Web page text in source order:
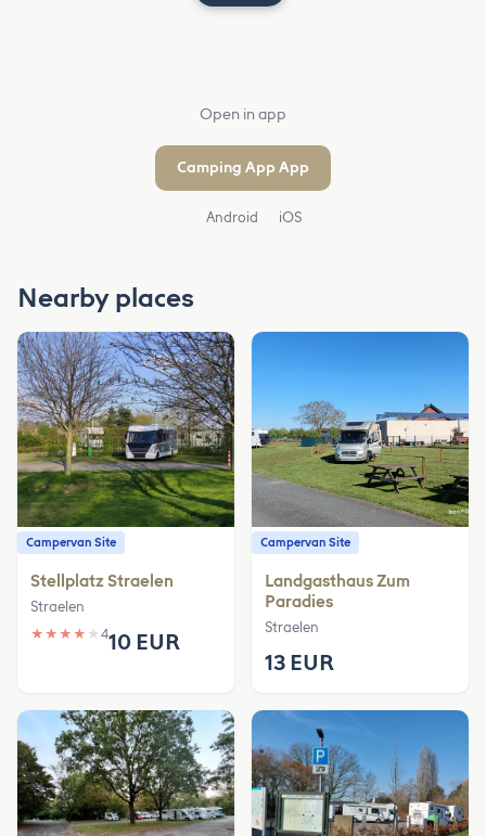
Open in app
Camping App App
Android iOS
Nearby places
Campervan Site
Stellplatz Straelen
Straelen
★ ★ ★ ★ ★ 410 EUR
Campervan Site
Landgasthaus Zum
Paradies
Straelen
13 EUR